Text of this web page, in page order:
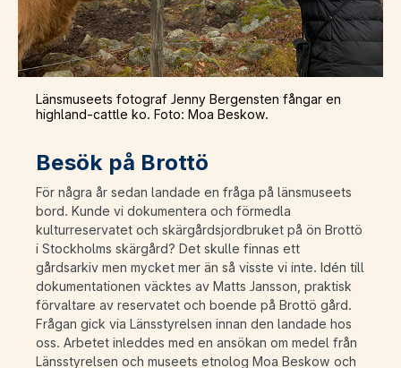
Länsmuseets fotograf Jenny Bergensten fångar en
highland-cattle ko. Foto: Moa Beskow.
Besök på Brottö
För några år sedan landade en fråga på länsmuseets
bord. Kunde vi dokumentera och förmedla
kulturreservatet och skärgårdsjordbruket på ön Brottö
i Stockholms skärgård? Det skulle finnas ett
gårdsarkiv men mycket mer än så visste vi inte. Idén till
dokumentationen väcktes av Matts Jansson, praktisk
förvaltare av reservatet och boende på Brottö gård.
Frågan gick via Länsstyrelsen innan den landade hos
oss. Arbetet inleddes med en ansökan om medel från
Länsstyrelsen och museets etnolog Moa Beskow och